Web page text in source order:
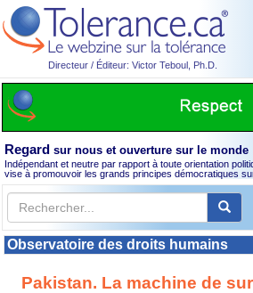
Directeur / Éditeur: Victor Teboul, Ph.D.
Regard sur nous et ouverture sur le monde
Indépendant et neutre par rapport à toute orientation
vise à promouvoir les grands principes démocratiques
Observatoire des droits humains
Pakistan. La machine de